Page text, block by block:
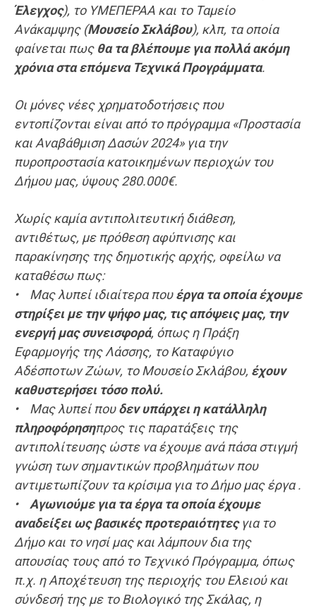
Έλεγχος), το ΥΜΕΠΕΡΑΑ και το Ταμείο
Ανάκαμψης (Μουσείο Σκλάβου), κλπ, τα οποία
φαίνεται πως θα τα βλέπουμε για πολλά ακόμη
χρόνια στα επόμενα Τεχνικά Προγράμματα.
Οι μόνες νέες χρηματοδοτήσεις που
εντοπίζονται είναι από το πρόγραμμα «Προστασία
και Αναβάθμιση Δασών 2024» για την
πυροπροστασία κατοικημένων περιοχών του
Δήμου μας, ύψους 280.000€.
Χωρίς καμία αντιπολιτευτική διάθεση,
αντιθέτως, με πρόθεση αφύπνισης και
παρακίνησης της δημοτικής αρχής, οφείλω να
καταθέσω πως:
• Μας λυπεί ιδιαίτερα πουέργα τα οποία έχουμε
στηρίξει με την ψήφο μας, τις απόψεις μας, την
ενεργή μας συνεισφορά, όπως η Πράξη
Εφαρμογής της Λάσσης, το Καταφύγιο
Αδέσποτων Ζώων, το Μουσείο Σκλάβου, έχουν
καθυστερήσει τόσο πολύ.
• Μας λυπεί πουδεν υπάρχει η κατάλληλη
πληροφόρησηπρος τις παρατάξεις της
αντιπολίτευσης ώστε να έχουμε ανά πάσα στιγμή
γνώση των σημαντικών προβλημάτων που
αντιμετωπίζουν τα κρίσιμα για το Δήμο μας έργα .
• Αγωνιούμε για τα έργα τα οποία έχουμε
αναδείξει ως βασικές προτεραιότητεςγια το
Δήμο και το νησί μας και λάμπουν δια της
απουσίας τους από το Τεχνικό Πρόγραμμα, όπως
π.χ. η Αποχέτευση της περιοχής του Ελειού και
σύνδεσή της με το Βιολογικό της Σκάλας, η